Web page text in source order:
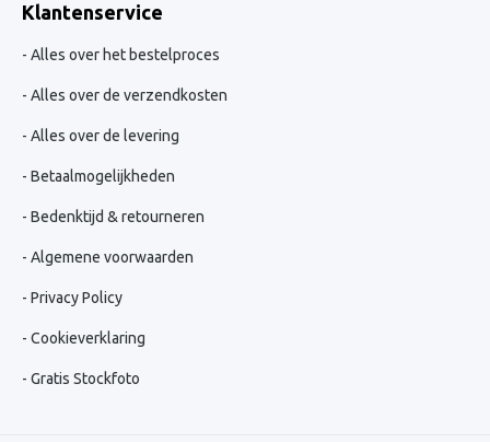
Klantenservice
Alles over het bestelproces
Alles over de verzendkosten
Alles over de levering
Betaalmogelijkheden
Bedenktijd & retourneren
Algemene voorwaarden
Privacy Policy
Cookieverklaring
Gratis Stockfoto